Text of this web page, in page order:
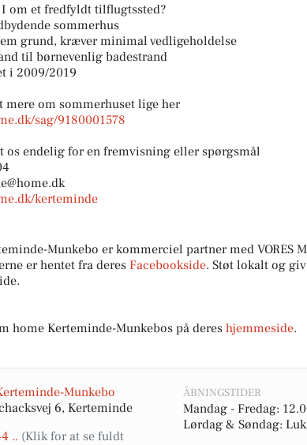
om et fredfyldt tilflugtssted?
sommerhus
grund, kræver minimal vedligeholdelse
til børnevenlig badestrand
i 2009/2019
mere om sommerhuset lige her
sag/9180001578
os endelig for en fremvisning eller spørgsmål
kerteminde
Munkebo er kommerciel partner med VORES
er hentet fra deres Facebookside. Støt lokalt og
home Kerteminde-Munkebos på deres hjemmeside.
Munkebo
6, Kerteminde
..
ÅBNINGSTIDER
Mandag - Fredag:
Lørdag & Søndag: